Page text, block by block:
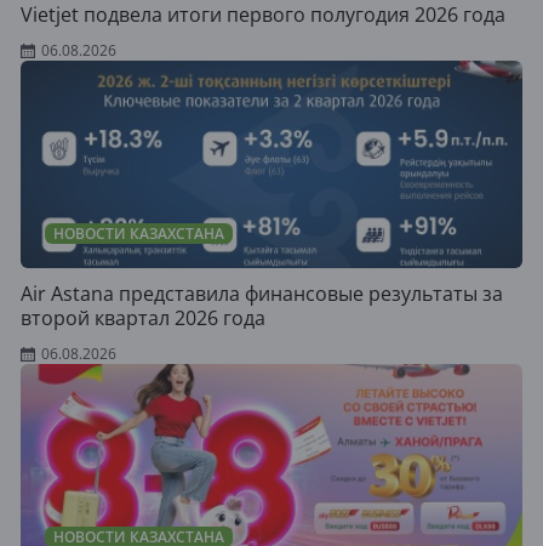
Vietjet подвела итоги первого полугодия 2026 года
06.08.2026
НОВОСТИ КАЗАХСТАНА
Air Astana представила финансовые результаты за
второй квартал 2026 года
06.08.2026
НОВОСТИ КАЗАХСТАНА